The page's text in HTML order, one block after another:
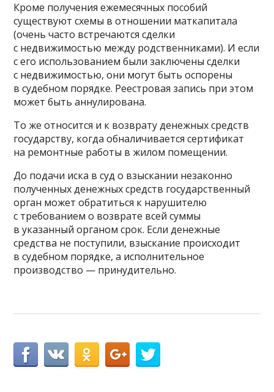
Кроме получения ежемесячных пособий
существуют схемы в отношении маткапитала
(очень часто встречаются сделки
с недвижимостью между родственниками). И если
с его использованием были заключены сделки
с недвижимостью, они могут быть оспорены
в судебном порядке. Реестровая запись при этом
может быть аннулирована.
То же относится и к возврату денежных средств
государству, когда обналичивается сертификат
на ремонтные работы в жилом помещении.
До подачи иска в суд о взыскании незаконно
полученных денежных средств государственный
орган может обратиться к нарушителю
с требованием о возврате всей суммы
в указанный органом срок. Если денежные
средства не поступили, взыскание происходит
в судебном порядке, а исполнительное
производство — принудительно.